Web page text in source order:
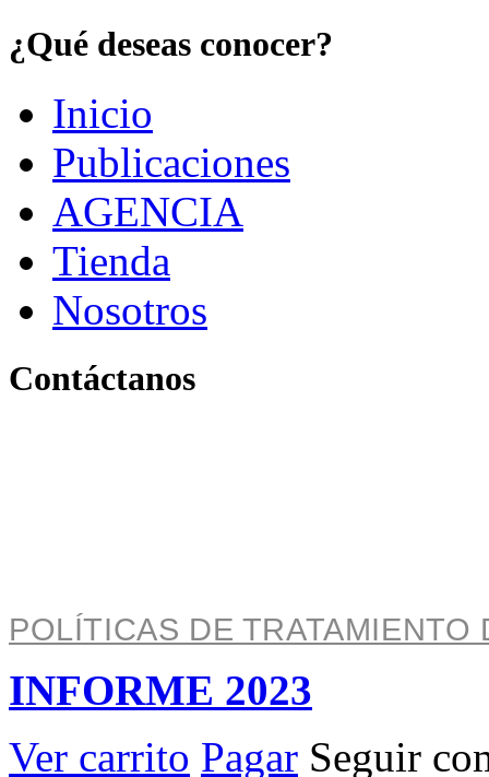
¿Qué deseas conocer?
Inicio
Publicaciones
AGENCIA
Tienda
Nosotros
Contáctanos
POLÍTICAS DE TRATAMIENTO
INFORME 2023
Ver carrito Pagar Seguir